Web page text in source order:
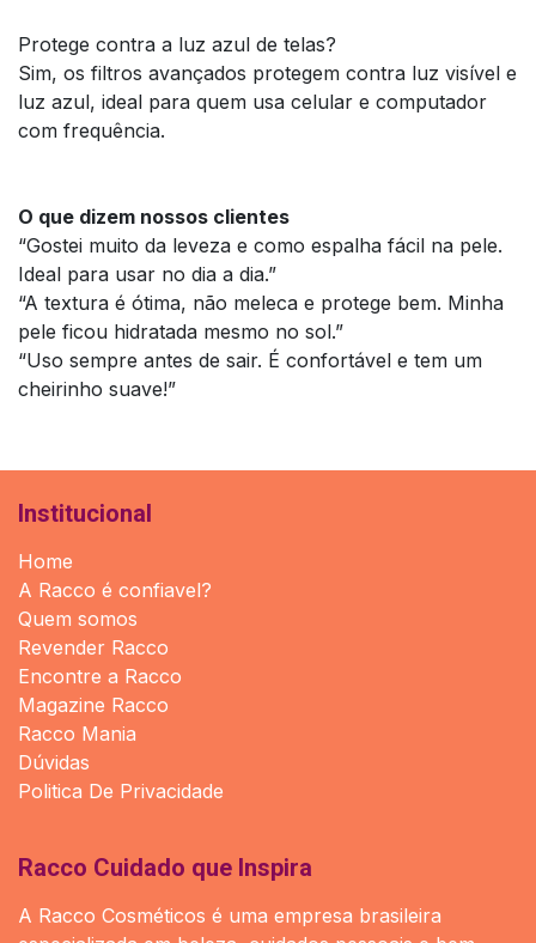
Protege contra a luz azul de telas?
Sim, os filtros avançados protegem contra luz visível e
luz azul, ideal para quem usa celular e computador
com frequência.
O que dizem nossos clientes
“Gostei muito da leveza e como espalha fácil na pele.
Ideal para usar no dia a dia.”
“A textura é ótima, não meleca e protege bem. Minha
pele ficou hidratada mesmo no sol.”
“Uso sempre antes de sair. É confortável e tem um
cheirinho suave!”
Institucional
Home
A Racco é confiavel?
Quem somos
Revender Racco
Encontre a Racco
Magazine Racco
Racco Mania
Dúvidas
Politica De Privacidade
Racco Cuidado que Inspira
A Racco Cosméticos é uma empresa brasileira